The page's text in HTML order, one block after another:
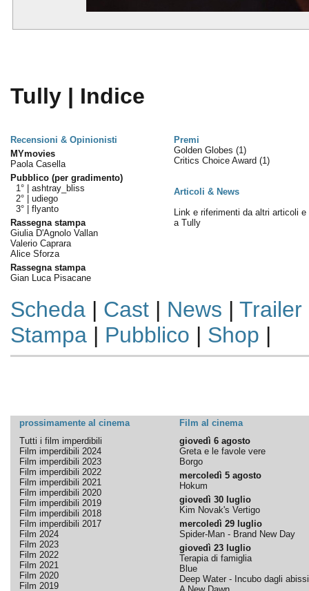
Tully | Indice
Recensioni & Opinionisti
Premi
MYmovies
Paola Casella
Pubblico (per gradimento)
1° | ashtray_bliss
2° | udiego
3° | flyanto
Rassegna stampa
Giulia D'Agnolo Vallan
Valerio Caprara
Alice Sforza
Rassegna stampa
Gian Luca Pisacane
Golden Globes (1)
Critics Choice Award (1)
Articoli & News
Link e riferimenti da altri articoli e
a Tully
Scheda| Cast| News | Trailer
Stampa| Pubblico | Shop |
prossimamente al cinema
Film al cinema
Tutti i film imperdibili
Film imperdibili 2024
Film imperdibili 2023
Film imperdibili 2022
Film imperdibili 2021
Film imperdibili 2020
Film imperdibili 2019
Film imperdibili 2018
Film imperdibili 2017
Film 2024
Film 2023
Film 2022
Film 2021
Film 2020
Film 2019
giovedì 6 agosto
Greta e le favole vere
Borgo
mercoledì 5 agosto
Hokum
giovedì 30 luglio
Kim Novak's Vertigo
mercoledì 29 luglio
Spider-Man - Brand New Day
giovedì 23 luglio
Terapia di famiglia
Blue
Deep Water - Incubo dagli abissi